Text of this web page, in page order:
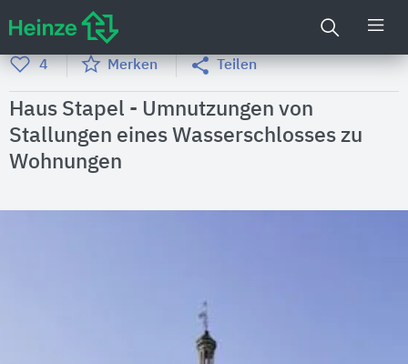
4 Merken Teilen
Haus Stapel - Umnutzungen von
Stallungen eines Wasserschlosses zu
Wohnungen